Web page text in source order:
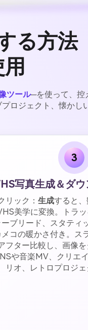
る方法
ツール─を使って、控
ロジェクト、懐かし
3
写真生成＆ダウ
リック： 生成すると
美学に変換。トラ
ーブリード、スタティ
メコの暖かさ付き。ス
フター比較し、画像
や音楽MV、クリエ
リオ、レトロプロジェ